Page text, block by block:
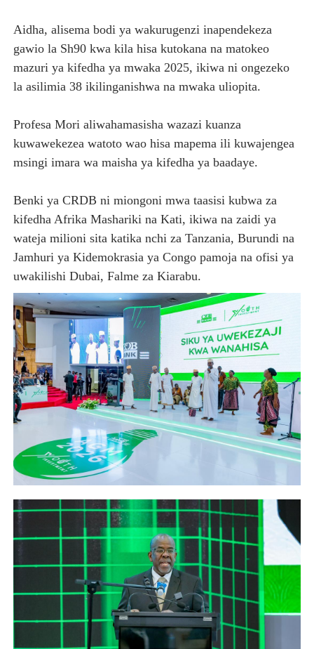
Aidha, alisema bodi ya wakurugenzi inapendekeza
gawio la Sh90 kwa kila hisa kutokana na matokeo
mazuri ya kifedha ya mwaka 2025, ikiwa ni ongezeko
la asilimia 38 ikilinganishwa na mwaka uliopita.
Profesa Mori aliwahamasisha wazazi kuanza
kuwawekezea watoto wao hisa mapema ili kuwajengea
msingi imara wa maisha ya kifedha ya baadaye.
Benki ya CRDB ni miongoni mwa taasisi kubwa za
kifedha Afrika Mashariki na Kati, ikiwa na zaidi ya
wateja milioni sita katika nchi za Tanzania, Burundi na
Jamhuri ya Kidemokrasia ya Congo pamoja na ofisi ya
uwakilishi Dubai, Falme za Kiarabu.